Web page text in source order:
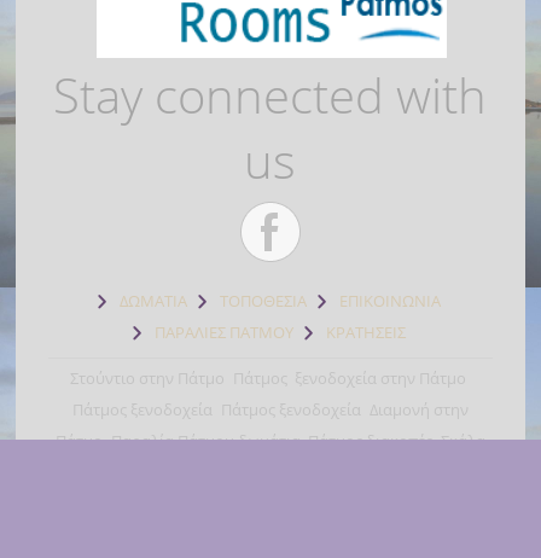
Stay connected with
us
ΔΩΜΑΤΙΑ ΤΟΠΟΘΕΣΙΑ
ΕΠΙΚΟΙΝΩΝΙΑ
ΠΑΡΑΛΙΕΣ ΠΑΤΜΟΥ
ΚΡΑΤΗΣΕΙΣ
Στούντιο στην Πάτμο Πάτμος
ξενοδοχεία στην Πάτμο
Πάτμος ξενοδοχεία
Πάτμος ξενοδοχεία
Διαμονή στην
Πάτμο Παραλία Πάτμου δωμάτια Πάτμος διακοπές Σκάλα